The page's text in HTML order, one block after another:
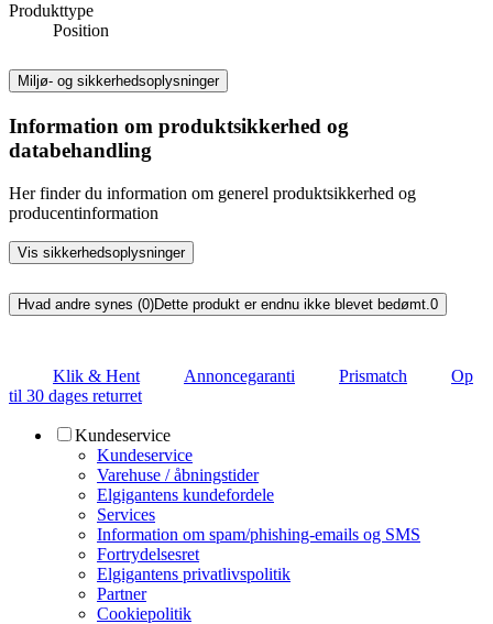
Produkttype
Position
Miljø- og sikkerhedsoplysninger
Information om produktsikkerhed og
databehandling
Her finder du information om generel produktsikkerhed og
producentinformation
Vis sikkerhedsoplysninger
Hvad andre synes (0)Dette produkt er endnu ikke blevet bedømt. 0
Klik & Hent Annoncegaranti Prismatch
Op
til 30 dages returret
Kundeservice
Kundeservice
Varehuse / åbningstider
Elgigantens kundefordele
Services
Information om spam/phishing-emails og SMS
Fortrydelsesret
Elgigantens privatlivspolitik
Partner
Cookiepolitik